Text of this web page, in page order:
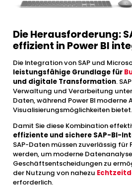
Die Herausforderung:
effizient in Power BI
Die Integration von SAP und
leistungsfähige Grundlage für
und digitale Transformation.
Verwaltung und Verarbeitung
Daten, während Power BI moderne
Visualisierungsmöglichkeiten bietet.
Damit Sie diese Kombination
effiziente und sichere SAP-BI-
SAP-Daten müssen zuverlässig für
werden, um moderne
Geschäftsentscheidungen zu
der Nutzung von nahezu
erforderlich.